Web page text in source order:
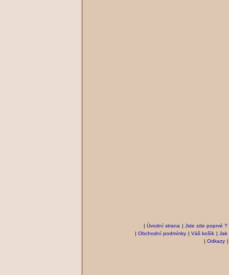
| Úvodní strana | Jste zde poprvé ?
| Obchodní podmínky | Váš košík | Jak
| Odkazy